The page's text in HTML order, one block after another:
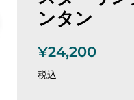
ンタン
通
価
¥24,200
税込